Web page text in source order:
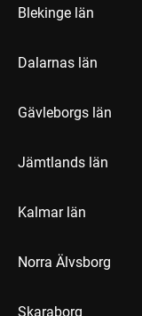
Blekinge län
Dalarnas län
Gävleborgs län
Jämtlands län
Kalmar län
Norra Älvsborg
Skaraborg